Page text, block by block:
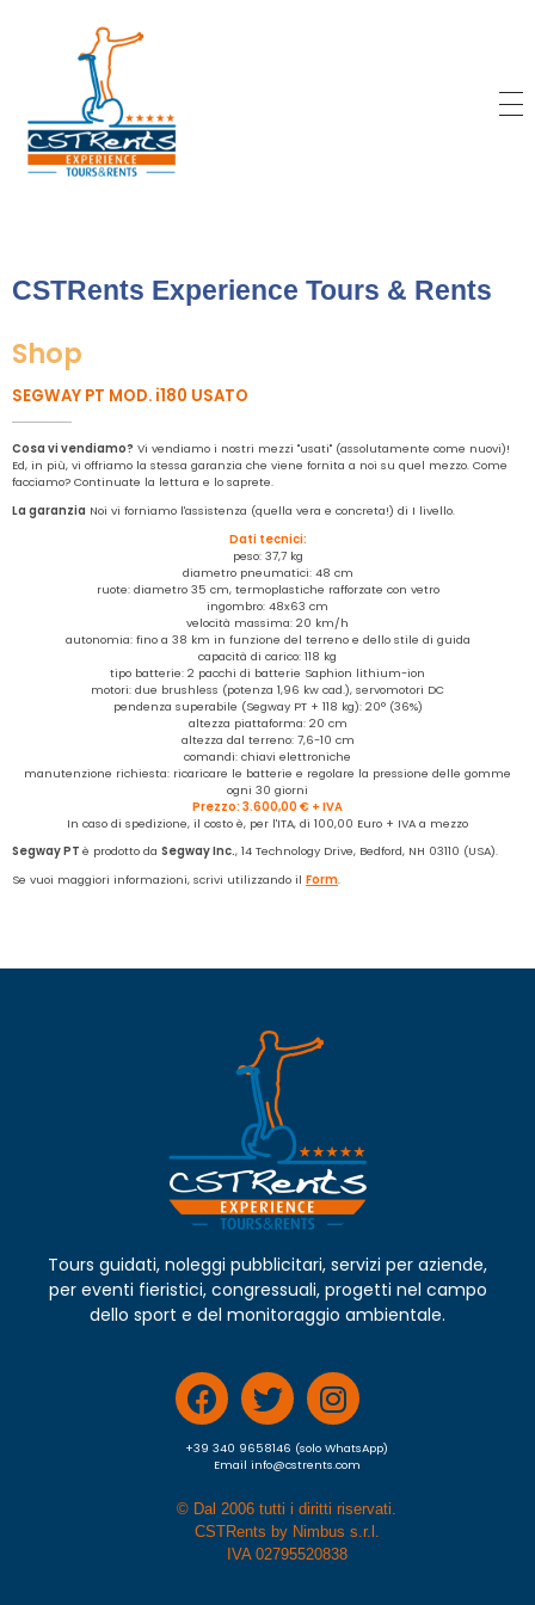
CSTRents Experience Tours & Rents
Shop
SEGWAY PT MOD. i180 USATO
Cosa vi vendiamo? Vi vendiamo i nostri mezzi "usati" (assolutamente come nuovi)!
Ed, in più, vi offriamo la stessa garanzia che viene fornita a noi su quel mezzo. Come
facciamo? Continuate la lettura e lo saprete.
La garanzia Noi vi forniamo l'assistenza (quella vera e concreta!) di I livello.
Dati tecnici:
peso: 37,7 kg
diametro pneumatici: 48 cm
ruote: diametro 35 cm, termoplastiche rafforzate con vetro
ingombro: 48x63 cm
velocità massima: 20 km/h
autonomia: fino a 38 km in funzione del terreno e dello stile di guida
capacità di carico: 118 kg
tipo batterie: 2 pacchi di batterie Saphion lithium-ion
motori: due brushless (potenza 1,96 kw cad.), servomotori DC
pendenza superabile (Segway PT + 118 kg): 20° (36%)
altezza piattaforma: 20 cm
altezza dal terreno: 7,6-10 cm
comandi: chiavi elettroniche
manutenzione richiesta: ricaricare le batterie e regolare la pressione delle gomme
ogni 30 giorni
Prezzo: 3.600,00 € + IVA
In caso di spedizione, il costo è, per l'ITA, di 100,00 Euro + IVA a mezzo
Segway PT è prodotto da Segway Inc., 14 Technology Drive, Bedford, NH 03110 (USA).
Se vuoi maggiori informazioni, scrivi utilizzando il Form.
Tours guidati, noleggi pubblicitari, servizi per aziende,
per eventi fieristici, congressuali, progetti nel campo
dello sport e del monitoraggio ambientale.
+39 340 9658146 (solo WhatsApp)
Email info@cstrents.com
© Dal 2006 tutti i diritti riservati.
CSTRents by Nimbus s.r.l.
IVA 02795520838